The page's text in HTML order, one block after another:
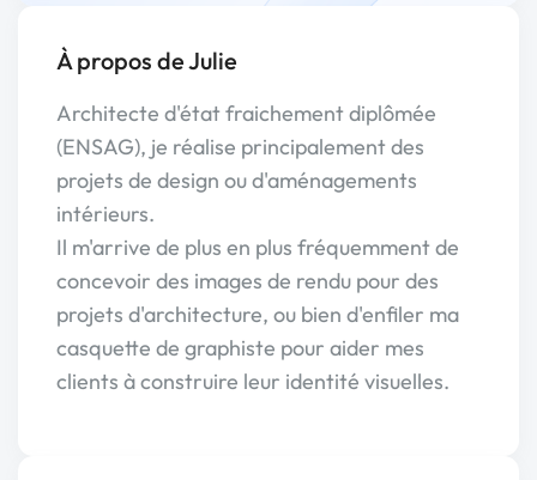
À propos de Julie
Architecte d'état fraichement diplômée
(ENSAG), je réalise principalement des
projets de design ou d'aménagements
intérieurs.
Il m'arrive de plus en plus fréquemment de
concevoir des images de rendu pour des
projets d'architecture, ou bien d'enfiler ma
casquette de graphiste pour aider mes
clients à construire leur identité visuelles.